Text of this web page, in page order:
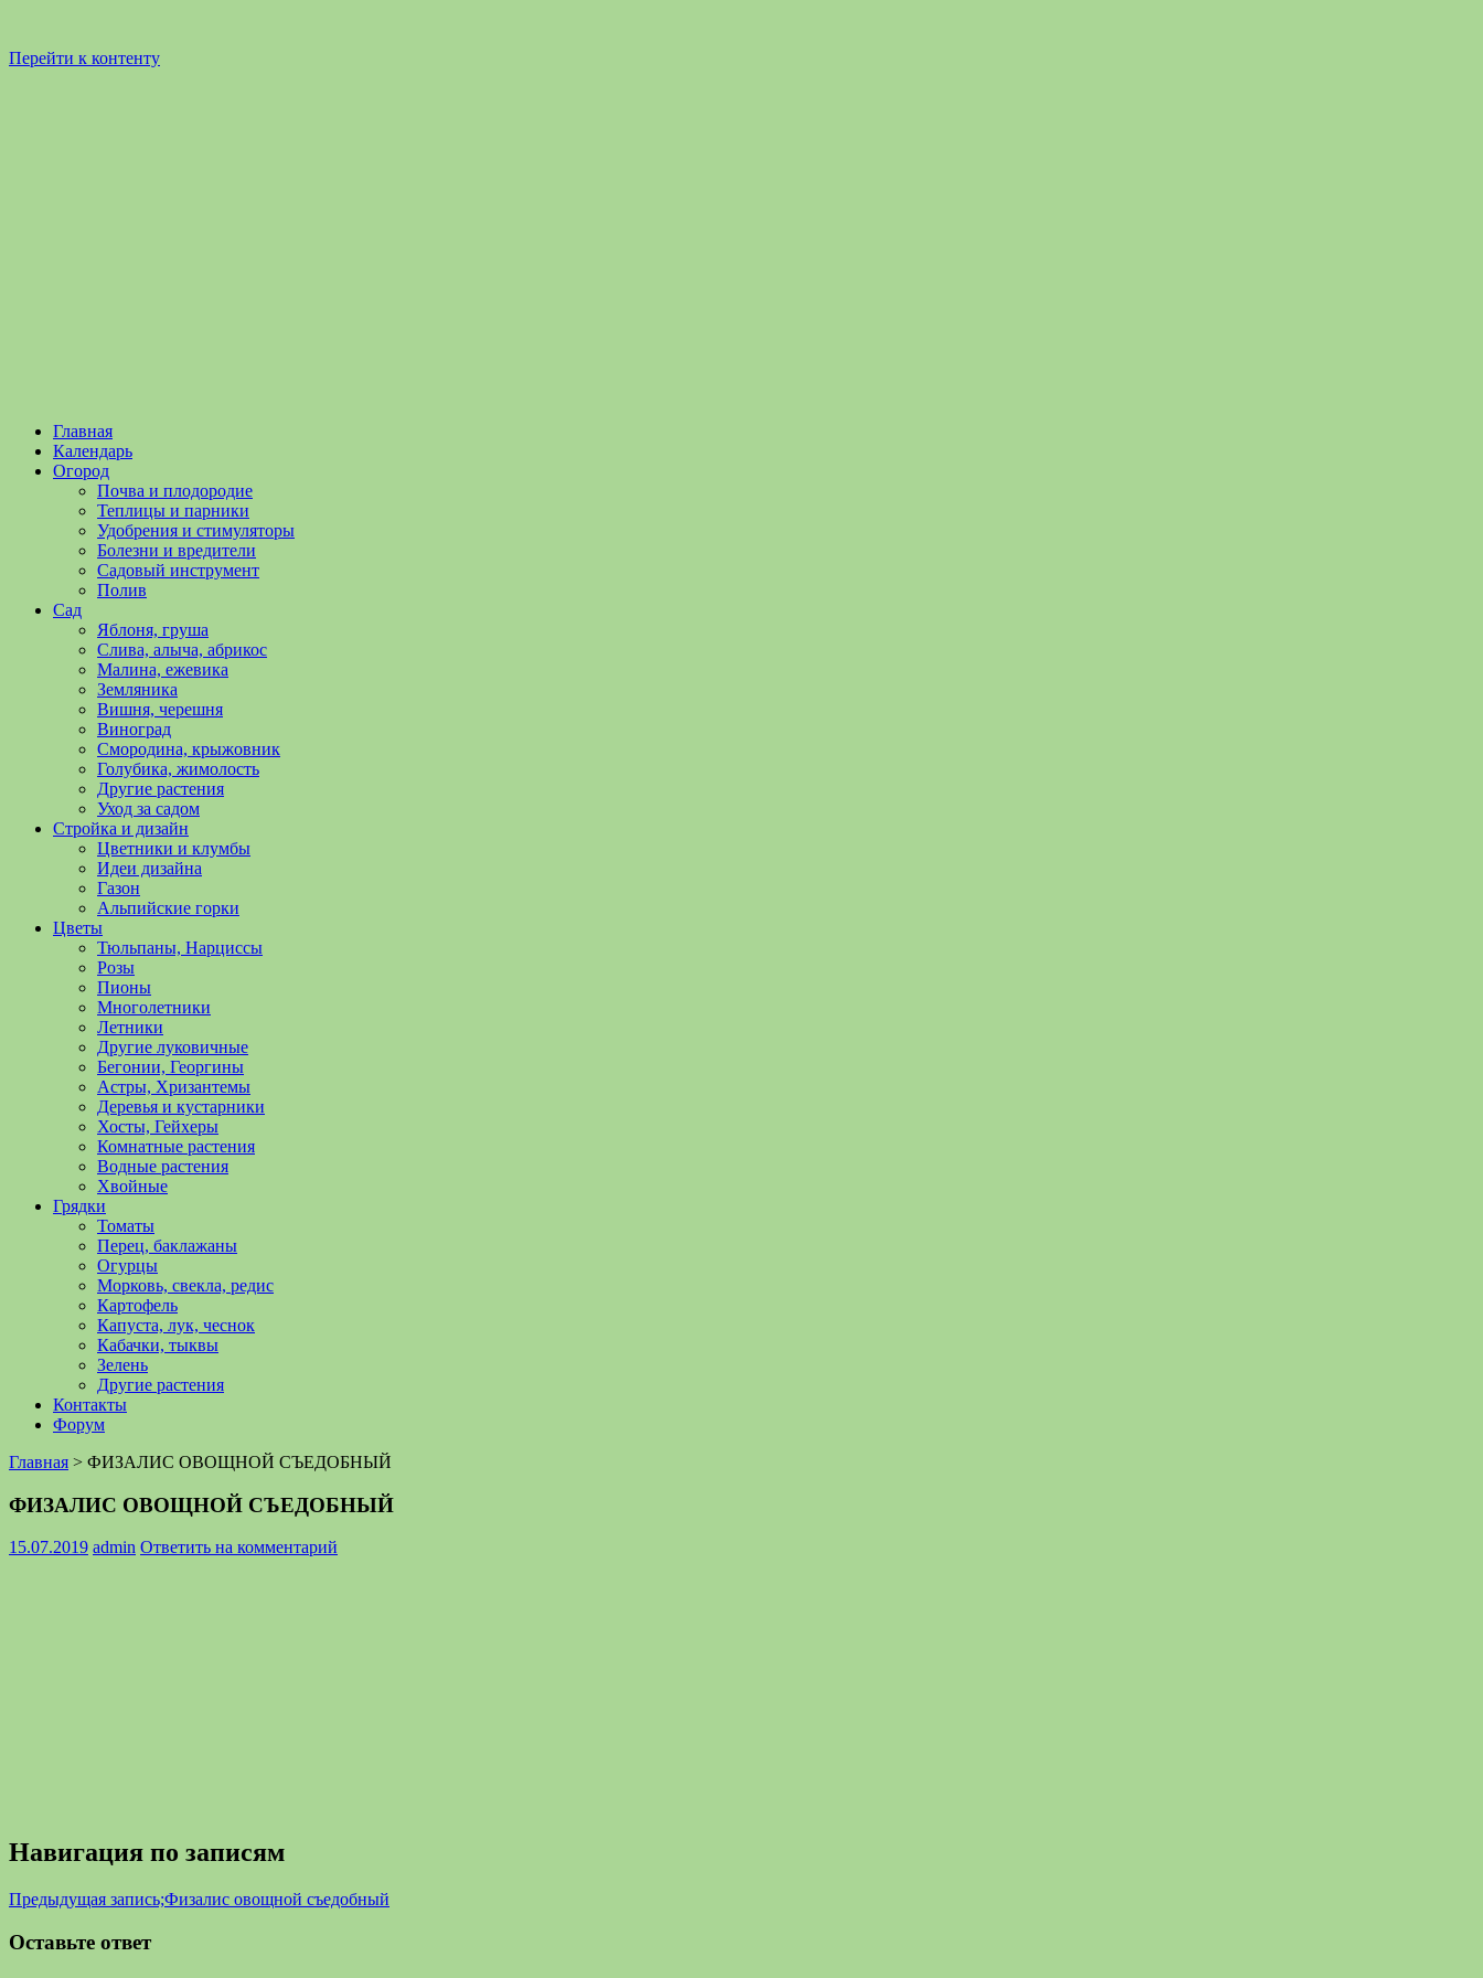
Перейти к контенту
Садоводство
Огородничество
Садоводство
огородничество
полезные
уходу
овощами,
растениями
Поможем
обустройстве
выращивании
Главная
Календарь
Огород
Почва и плодородие
Теплицы и парники
Удобрения и стимуляторы
Болезни и вредители
Садовый инструмент
Полив
Сад
Яблоня, груша
Слива, алыча, абрикос
Малина, ежевика
Земляника
Вишня, черешня
Виноград
Смородина, крыжовник
Голубика, жимолость
Другие растения
Уход за садом
Стройка и дизайн
Цветники и клумбы
Идеи дизайна
Газон
Альпийские горки
Цветы
Тюльпаны, Нарциссы
Розы
Пионы
Многолетники
Летники
Другие луковичные
Бегонии, Георгины
Астры, Хризантемы
Деревья и кустарники
Хосты, Гейхеры
Комнатные растения
Водные растения
Хвойные
Грядки
Томаты
Перец, баклажаны
Огурцы
Морковь, свекла, редис
Картофель
Капуста, лук, чеснок
Кабачки, тыквы
Зелень
Другие растения
Контакты
Форум
Главная > ФИЗАЛИС ОВОЩНОЙ СЪЕДОБНЫЙ
ФИЗАЛИС ОВОЩНОЙ СЪЕДОБНЫЙ
15.07.2019 admin Ответить на комментарий
Навигация по записям
Предыдущая запись;Физалис овощной съедобный
Оставьте ответ